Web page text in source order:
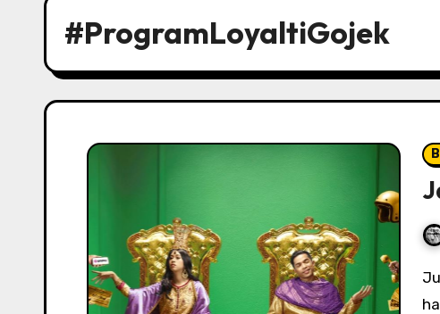
#ProgramLoyaltiGojek
Judul yang sangat clickbait sekali ya?